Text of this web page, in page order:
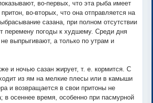
во-первых, что эта рыба имеет
во-вторых, что она отправляется на
сазана, при полном отсутствии
перемену погоды к худшему. Среди дня
не выпрыгивают, а только по утрам и
и ночью сазан жирует, т. е. кормится. С
из ям на мелкие плесы или в камыши
и возвращается в свои притоны не
в осеннее время, особенно при пасмурной